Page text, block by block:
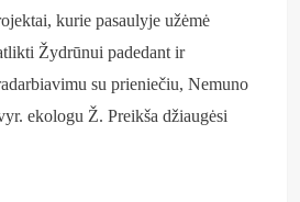
kurie pasaulyje užėmė
Žydrūnui padedant ir
su prieniečiu, Nemuno
ekologu Ž. Preikša džiaugėsi